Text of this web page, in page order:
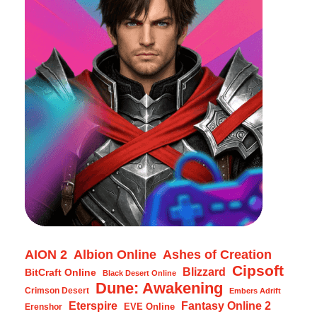
AION 2 Albion Online Ashes of Creation
BitCraft Online Black Desert Online Blizzard Cipsoft
Crimson Desert Dune: Awakening Embers Adrift
Erenshor Eterspire EVE Online Fantasy Online 2